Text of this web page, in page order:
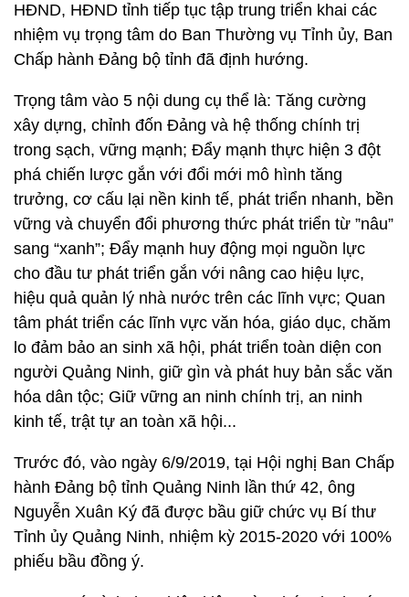
HĐND, HĐND tỉnh tiếp tục tập trung triển khai các
nhiệm vụ trọng tâm do Ban Thường vụ Tỉnh ủy, Ban
Chấp hành Đảng bộ tỉnh đã định hướng.
Trọng tâm vào 5 nội dung cụ thể là: Tăng cường
xây dựng, chỉnh đốn Đảng và hệ thống chính trị
trong sạch, vững mạnh; Đẩy mạnh thực hiện 3 đột
phá chiến lược gắn với đổi mới mô hình tăng
trưởng, cơ cấu lại nền kinh tế, phát triển nhanh, bền
vững và chuyển đổi phương thức phát triển từ ”nâu”
sang “xanh”; Đẩy mạnh huy động mọi nguồn lực
cho đầu tư phát triển gắn với nâng cao hiệu lực,
hiệu quả quản lý nhà nước trên các lĩnh vực; Quan
tâm phát triển các lĩnh vực văn hóa, giáo dục, chăm
lo đảm bảo an sinh xã hội, phát triển toàn diện con
người Quảng Ninh, giữ gìn và phát huy bản sắc văn
hóa dân tộc; Giữ vững an ninh chính trị, an ninh
kinh tế, trật tự an toàn xã hội...
Trước đó, vào ngày 6/9/2019, tại Hội nghị Ban Chấp
hành Đảng bộ tỉnh Quảng Ninh lần thứ 42, ông
Nguyễn Xuân Ký đã được bầu giữ chức vụ Bí thư
Tỉnh ủy Quảng Ninh, nhiệm kỳ 2015-2020 với 100%
phiếu bầu đồng ý.